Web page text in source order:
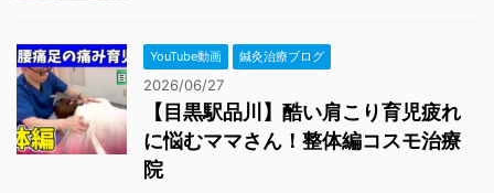
YouTube動画 鍼灸治療ブログ
2026/06/27
【目黒駅品川】酷い肩こり育児疲れ
に悩むママさん！整体編コスモ治療
院